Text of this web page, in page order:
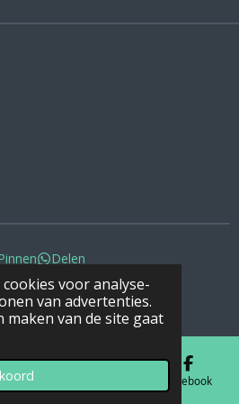
voor analyse-
van advertenties.
van de site gaat
Delen
Facebook